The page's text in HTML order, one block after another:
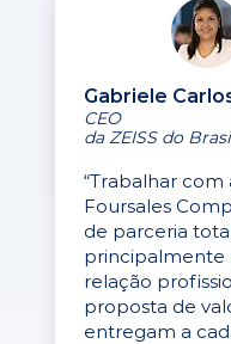
Gabriele
CEO
da ZEISS do
“Trabalhar com
Foursales
de parceria
principalmente
relação
proposta de
entregam a